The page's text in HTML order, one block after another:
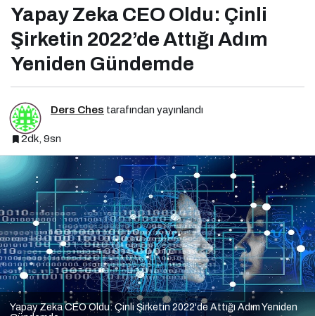
Yapay Zeka CEO Oldu: Çinli
Şirketin 2022’de Attığı Adım
Yeniden Gündemde
Ders Ches tarafından yayınlandı
2dk, 9sn
Yapay Zeka CEO Oldu: Çinli Şirketin 2022'de Attığı Adım Yeniden